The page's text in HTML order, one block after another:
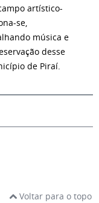
artístico-
se,
música e
desse
de Piraí.
Voltar para o topo